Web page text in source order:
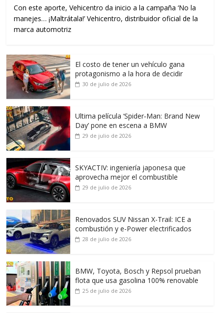
Con este aporte, Vehicentro da inicio a la campaña ‘No la
manejes… ¡Maltrátala!’ Vehicentro, distribuidor oficial de la
marca automotriz
El costo de tener un vehículo gana
protagonismo a la hora de decidir
30 de julio de 2026
Ultima película ‘Spider‑Man: Brand New
Day’ pone en escena a BMW
29 de julio de 2026
SKYACTIV: ingeniería japonesa que
aprovecha mejor el combustible
29 de julio de 2026
Renovados SUV Nissan X-Trail: ICE a
combustión y e-Power electrificados
28 de julio de 2026
BMW, Toyota, Bosch y Repsol prueban
flota que usa gasolina 100% renovable
25 de julio de 2026